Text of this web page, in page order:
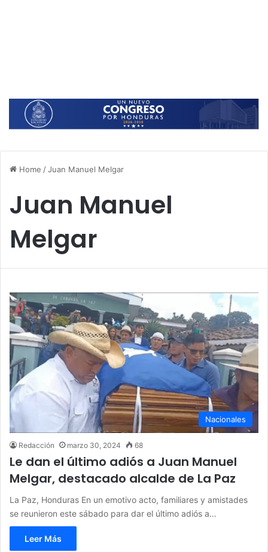
Home /Juan Manuel Melgar
Juan Manuel
Melgar
Nacionales
Redacción marzo 30, 2024 68
Le dan el último adiós a Juan Manuel
Melgar, destacado alcalde de La Paz
La Paz, Honduras En un emotivo acto, familiares y amistades
se reunieron este sábado para dar el último adiós a…
Leer Más